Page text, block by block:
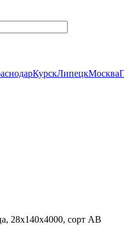
КурскЛипецкМосква
28х140х4000, сорт АВ